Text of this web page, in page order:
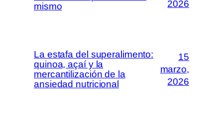
mismo
2026
La estafa del superalimento:
quinoa, açaí y la
mercantilización de la
ansiedad nutricional
15
marzo,
2026